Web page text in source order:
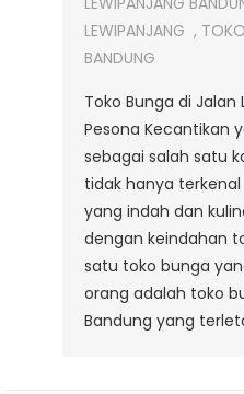
LEWIPANJANG ,
BANDUNG
Toko Bunga di Jalan
Pesona Kecantikan
sebagai salah satu
tidak hanya
yang indah dan
dengan keindahan
satu toko bunga
orang adalah toko
Bandung yang